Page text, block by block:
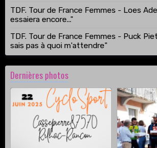
TDF. Tour de France Femmes - Loes
essaiera encore..."
TDF. Tour de France Femmes - Puck
sais pas à quoi m'attendre"
Dernières photos